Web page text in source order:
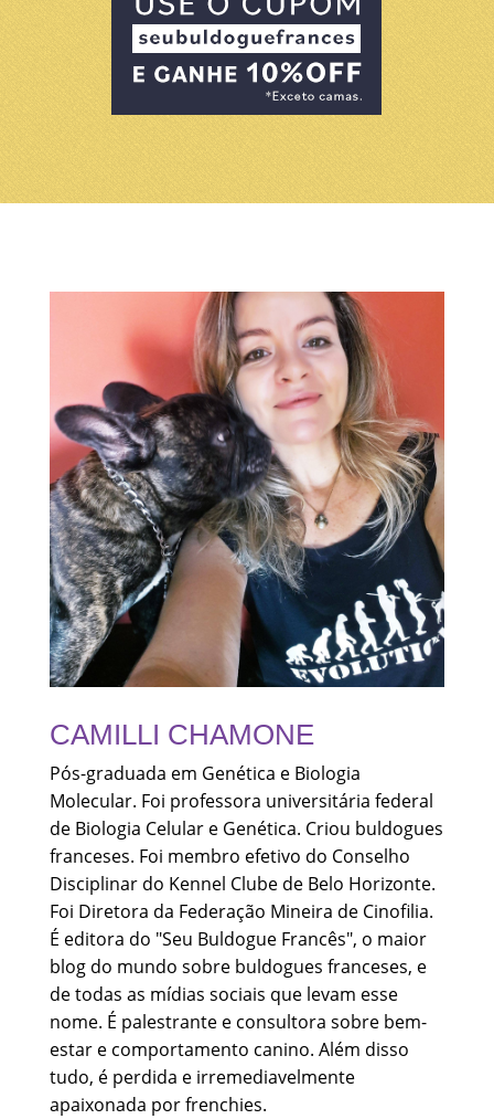
CAMILLI CHAMONE
Pós-graduada em Genética e Biologia
Molecular. Foi professora universitária federal
de Biologia Celular e Genética. Criou buldogues
franceses. Foi membro efetivo do Conselho
Disciplinar do Kennel Clube de Belo Horizonte.
Foi Diretora da Federação Mineira de Cinofilia.
É editora do "Seu Buldogue Francês", o maior
blog do mundo sobre buldogues franceses, e
de todas as mídias sociais que levam esse
nome. É palestrante e consultora sobre bem-
estar e comportamento canino. Além disso
tudo, é perdida e irremediavelmente
apaixonada por frenchies.